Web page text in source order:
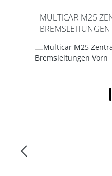
MULTICAR M25